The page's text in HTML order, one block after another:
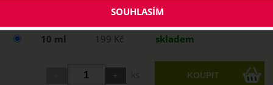
10 ml
199 Kč skladem
ks